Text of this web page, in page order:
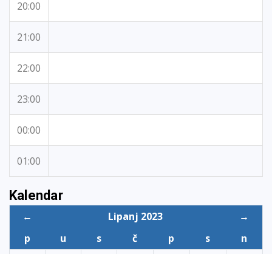
20:00
21:00
22:00
23:00
00:00
01:00
Kalendar
← Lipanj 2023
→
p
u s č p s
n